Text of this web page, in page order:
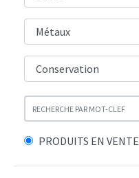
PRODUITS EN VENTE